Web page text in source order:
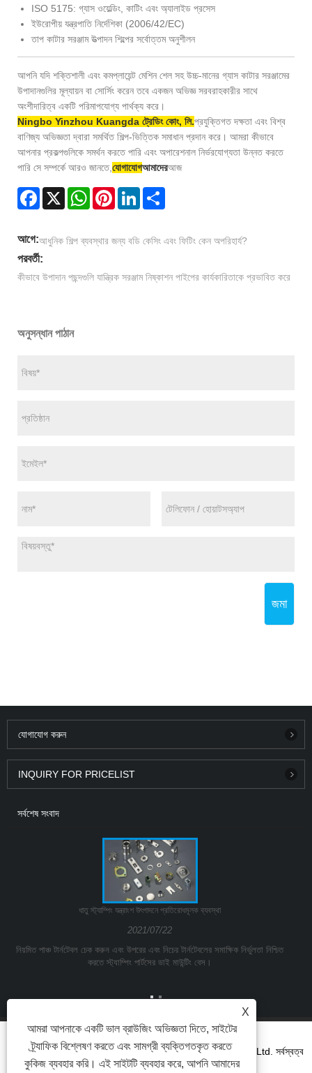
ISO 5175: গ্যাস ওয়েল্ডিং, কাটিং এবং অ্যালাইড প্রসেস
ইউরোপীয় যন্ত্রপাতি নির্দেশিকা (2006/42/EC)
তাপ কাটার সরঞ্জাম উত্পাদন শিল্পের সর্বোত্তম অনুশীলন
আপনি যদি শক্তিশালী এবং কমপ্লায়েন্ট মেশিন শেল সহ উচ্চ-মানের গ্যাস কাটার সরঞ্জামের
উপাদানগুলির মূল্যায়ন বা সোর্সিং করেন তবে একজন অভিজ্ঞ সরবরাহকারীর সাথে
অংশীদারিত্ব একটি পরিমাপযোগ্য পার্থক্য করে।
Ningbo Yinzhou Kuangda ট্রেডিং কোং, লি.প্রযুক্তিগত দক্ষতা এবং বিশ্ব
বাণিজ্য অভিজ্ঞতা দ্বারা সমর্থিত শিল্প-ভিত্তিক সমাধান প্রদান করে। আমরা কীভাবে
আপনার প্রকল্পগুলিকে সমর্থন করতে পারি এবং অপারেশনাল নির্ভরযোগ্যতা উন্নত করতে
পারি সে সম্পর্কে আরও জানতে,যোগাযোগআমাদেরআজ
Facebook
X WhatsAppPinterestLinkedIn
আগে:আধুনিক শিল্প ব্যবস্থার জন্য বডি কেসিং এবং ফিটিং কেন অপরিহার্য?
পরবর্তী:
কীভাবে উপাদান পছন্দগুলি যান্ত্রিক সরঞ্জাম নিষ্কাশন পাইপের কার্যকারিতাকে প্রভাবিত করে
অনুসন্ধান পাঠান
জমা
যোগাযোগ করুন
INQUIRY FOR PRICELIST
সর্বশেষ সংবাদ
ধাতু স্ট্যাম্পিং যন্ত্রাংশ উৎপাদনে প্রতিরোধমূলক ব্যবস্থা
2021/07/22
নিয়মিত পাঞ্চ টার্নটেবল চেক করুন এবং উপরের এবং নিচের টার্নটেবলের সমাক্ষিক নির্ভুলতা নিশ্চিত
করতে স্ট্যাম্পিং পার্টসের ডাই মাউন্টিং বেস।
কপিরাইট © 2021Ningbo Yinzhou Kuangda Trading Co., Ltd. সর্বস্বত্ব
X
আমরা আপনাকে একটি ভাল ব্রাউজিং অভিজ্ঞতা দিতে, সাইটের
ট্র্যাফিক বিশ্লেষণ করতে এবং সামগ্রী ব্যক্তিগতকৃত করতে
কুকিজ ব্যবহার করি। এই সাইটটি ব্যবহার করে, আপনি আমাদের